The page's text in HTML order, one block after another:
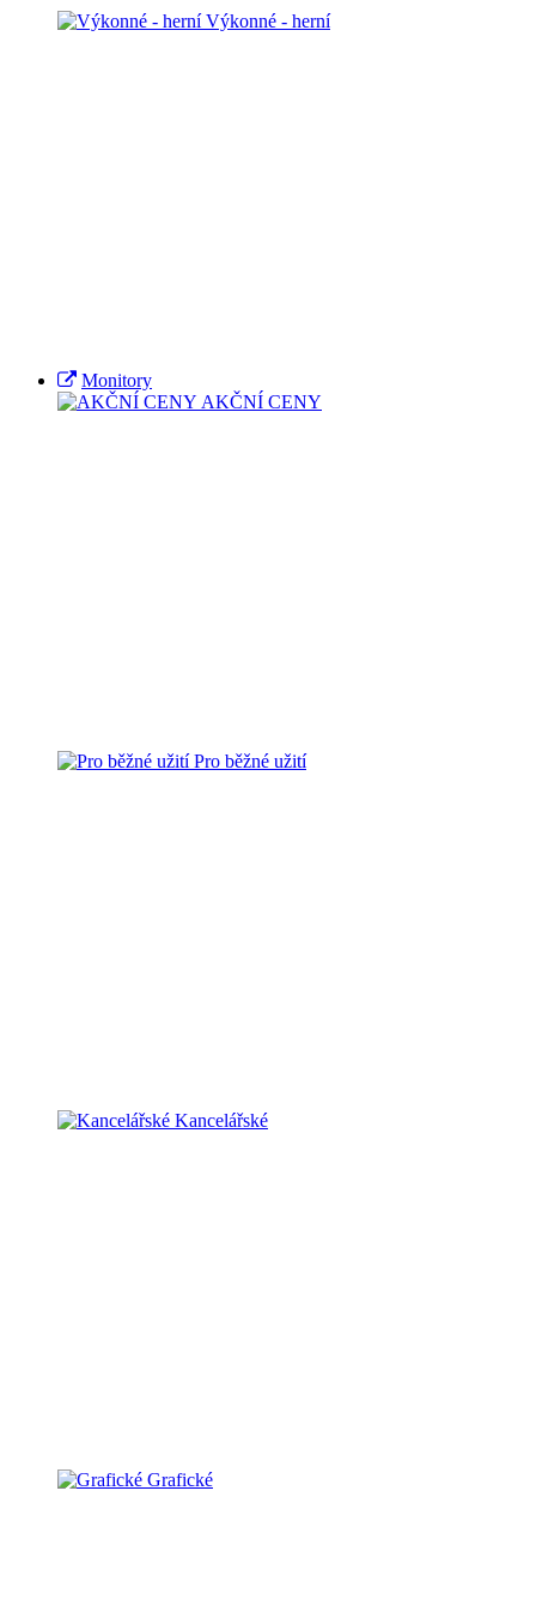
Výkonné - herní
Monitory
AKČNÍ CENY
Pro běžné užití
Kancelářské
Grafické